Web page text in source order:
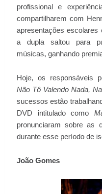
profissional e
compartilharem com
apresentações
a dupla saltou para
músicas, ganhando
Hoje, os responsáveis
Não Tô Valendo Nada,
sucessos estão
DVD intitulado como
pronunciaram sobre as
durante esse período de
João Gomes